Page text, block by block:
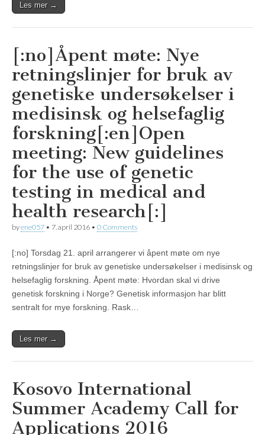
Les mer →
[:no]Åpent møte: Nye
retningslinjer for bruk av
genetiske undersøkelser i
medisinsk og helsefaglig
forskning[:en]Open
meeting: New guidelines
for the use of genetic
testing in medical and
health research[:]
byene057 • 7. april 2016 • 0 Comments
[:no] Torsdag 21. april arrangerer vi åpent møte om nye
retningslinjer for bruk av genetiske undersøkelser i medisinsk og
helsefaglig forskning. Åpent møte: Hvordan skal vi drive
genetisk forskning i Norge? Genetisk informasjon har blitt
sentralt for mye forskning. Rask…
Les mer →
Kosovo International
Summer Academy Call for
Applications 2016